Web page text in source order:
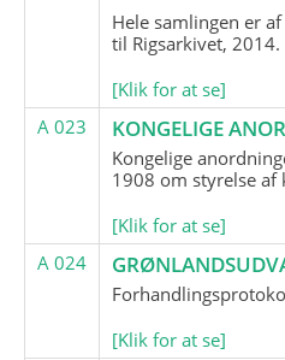
Hele samlingen er
til Rigsarkivet, 2014.
[Klik for at se]
A 023
KONGELIGE
Kongelige
1908 om styrelse af
[Klik for at se]
A 024
[Klik for at se]